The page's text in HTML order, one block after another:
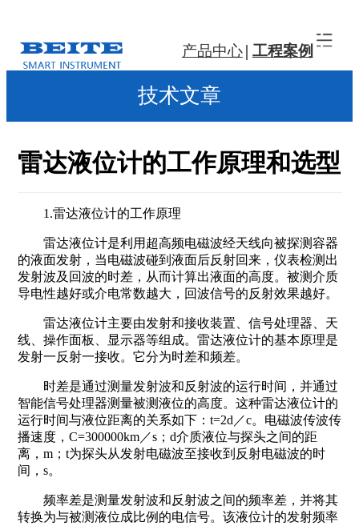
产品中心 工程案例
技术文章
雷达液位计的工作原理和选型
1.雷达液位计的工作原理
雷达液位计是利用超高频电磁波经天线向被探测容器
的液面发射，当电磁波碰到液面后反射回来，仪表检测出
发射波及回波的时差，从而计算出液面的高度。被测介质
导电性越好或介电常数越大，回波信号的反射效果越好。
雷达液位计主要由发射和接收装置、信号处理器、天
线、操作面板、显示器等组成。雷达液位计的基本原理是
发射一反射一接收。它分为时差和频差。
时差是通过测量发射波和反射波的运行时间，并通过
智能信号处理器测量被测液位的高度。这种雷达液位计的
运行时间与液位距离的关系如下：t=2d／c。电磁波传波传
播速度，C=300000km／s；d介质液位与探头之间的距
离，m；t为探头从发射电磁波至接收到反射电磁波的时
间，s。
频率差是测量发射波和反射波之间的频率差，并将其
转换为与被测液位成比例的电信号。该液位计的发射频率